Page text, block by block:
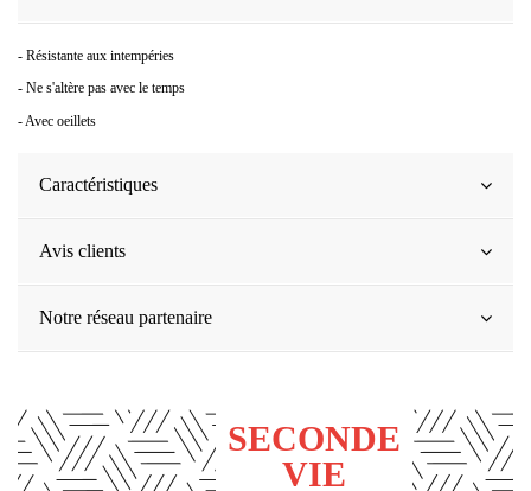
- Résistante aux intempéries
- Ne s'altère pas avec le temps
- Avec oeillets
Caractéristiques
Avis clients
Notre réseau partenaire
SECONDE
VIE